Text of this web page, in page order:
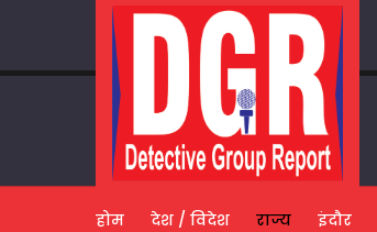
होम देश / विदेश राज्य इंदौर